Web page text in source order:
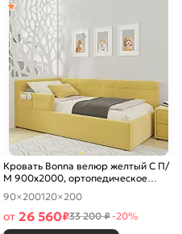
Кровать Bonna велюр желтый С П/
М 900x2000, ортопедическое
основание, изголовье мягкое
90×200120×200
от 26 560₽33 200 ₽-20%